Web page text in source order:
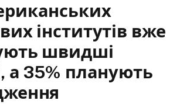
інститутів вже
швидші
а 35% планують